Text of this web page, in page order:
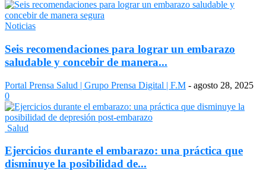
Noticias
Seis recomendaciones para lograr un embarazo
saludable y concebir de manera...
Portal Prensa Salud | Grupo Prensa Digital | F.M - agosto 28, 2025
0
Salud
Ejercicios durante el embarazo: una práctica que
disminuye la posibilidad de...